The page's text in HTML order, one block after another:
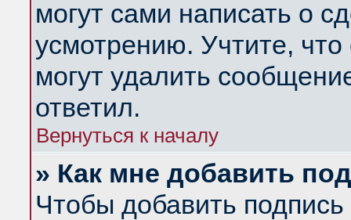
могут сами написать о
усмотрению. Учтите,
могут удалить
ответил.
Вернуться к началу
» Как мне добавить
Чтобы добавить